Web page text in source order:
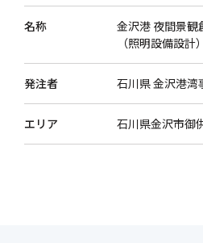
名称
金沢港 夜間景観
（照明設備設計）
発注者 石川県 金沢港湾
エリア 石川県金沢市御